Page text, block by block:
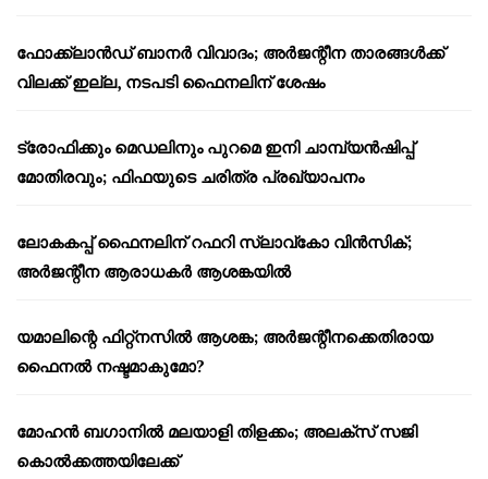
ഫോക്ക്‌ലാൻഡ് ബാനർ വിവാദം; അർജന്റീന താരങ്ങൾക്ക്
വിലക്ക് ഇല്ല, നടപടി ഫൈനലിന് ശേഷം
ട്രോഫിക്കും മെഡലിനും പുറമെ ഇനി ചാമ്പ്യൻഷിപ്പ്
മോതിരവും; ഫിഫയുടെ ചരിത്ര പ്രഖ്യാപനം
ലോകകപ്പ് ഫൈനലിന് റഫറി സ്ലാവ്‌കോ വിൻസിക്;
അർജന്റീന ആരാധകർ ആശങ്കയിൽ
യമാലിന്റെ ഫിറ്റ്നസിൽ ആശങ്ക; അർജന്റീനക്കെതിരായ
ഫൈനൽ നഷ്ടമാകുമോ?
മോഹൻ ബഗാനിൽ മലയാളി തിളക്കം; അലക്സ് സജി
കൊൽക്കത്തയിലേക്ക്